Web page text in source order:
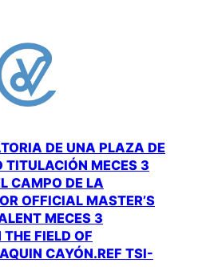
DE UNA PLAZA DE
MECES 3
CAMPO DE LA
OFFICIAL MASTER’S
MECES 3
FIELD OF
CAYÓN.REF TSI-